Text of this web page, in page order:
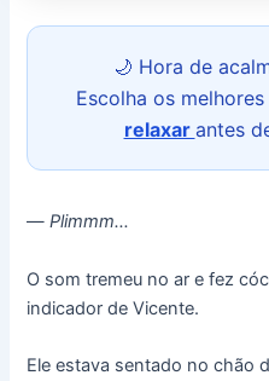
🌙 Hora de
Escolha os melhores
relaxar antes
—Plimmm…
O som tremeu no ar e fez
indicador de Vicente.
Ele estava sentado no chão